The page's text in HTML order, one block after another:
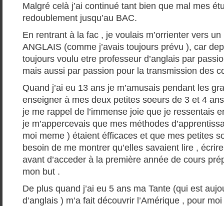
Malgré celà j’ai continué tant bien que mal mes
redoublement jusqu’au BAC.
En rentrant à la fac , je voulais m’orrienter vers
ANGLAIS (comme j’avais toujours prévu ), car
toujours voulu etre professeur d’anglais par
mais aussi par passion pour la transmission des
Quand j’ai eu 13 ans je m’amusais pendant les
enseigner à mes deux petites soeurs de 3 et 4
je me rappel de l’immense joie que je ressentais
je m’appercevais que mes méthodes
moi meme ) étaient éfficaces et que mes petites
besoin de me montrer qu’elles savaient lire ,
avant d’acceder à la première année de cours
mon but .
De plus quand j’ai eu 5 ans ma Tante (qui est
d’anglais ) m’a fait découvrir l’Amérique , pour